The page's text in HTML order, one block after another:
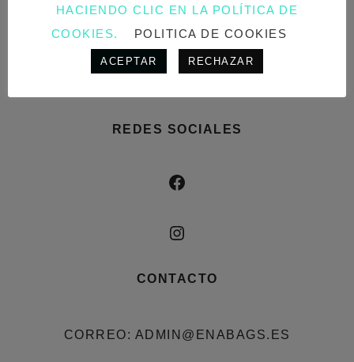
POLÍTICA DE PRIVACIDAD
POLÍTICA DE COOKIES
E-COMMERCE
REDES SOCIALES
FACEBOOK
INSTAGRAM
CONTACTO
CORREO: ADMIN@ENABAGS.ES
HACIENDO CLIC EN LA POLÍTICA DE
COOKIES.
POLITICA DE COOKIES
ACEPTAR RECHAZAR